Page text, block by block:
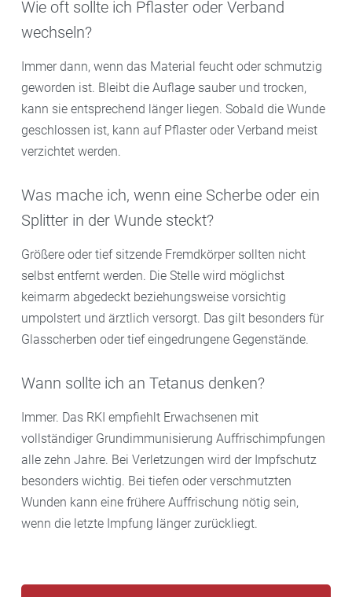
Wie oft sollte ich Pflaster oder Verband
wechseln?
Immer dann, wenn das Material feucht oder schmutzig
geworden ist. Bleibt die Auflage sauber und trocken,
kann sie entsprechend länger liegen. Sobald die Wunde
geschlossen ist, kann auf Pflaster oder Verband meist
verzichtet werden.
Was mache ich, wenn eine Scherbe oder ein
Splitter in der Wunde steckt?
Größere oder tief sitzende Fremdkörper sollten nicht
selbst entfernt werden. Die Stelle wird möglichst
keimarm abgedeckt beziehungsweise vorsichtig
umpolstert und ärztlich versorgt. Das gilt besonders für
Glasscherben oder tief eingedrungene Gegenstände.
Wann sollte ich an Tetanus denken?
Immer. Das RKI empfiehlt Erwachsenen mit
vollständiger Grundimmunisierung Auffrischimpfungen
alle zehn Jahre. Bei Verletzungen wird der Impfschutz
besonders wichtig. Bei tiefen oder verschmutzten
Wunden kann eine frühere Auffrischung nötig sein,
wenn die letzte Impfung länger zurückliegt.